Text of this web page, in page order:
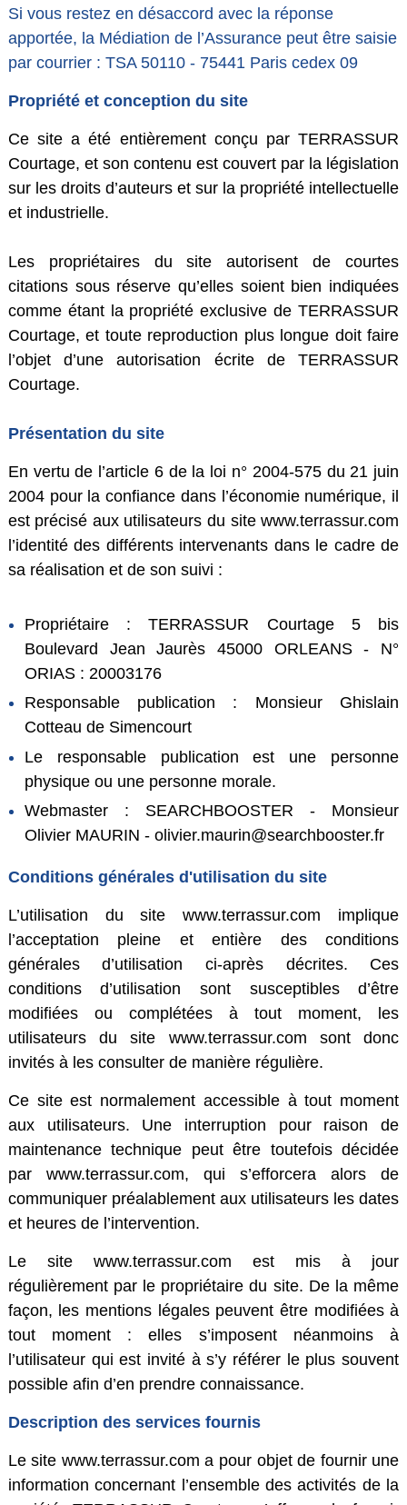
Si vous restez en désaccord avec la réponse
apportée, la Médiation de l’Assurance peut être saisie
par courrier : TSA 50110 - 75441 Paris cedex 09
Propriété et conception du site
Ce site a été entièrement conçu par TERRASSUR
Courtage, et son contenu est couvert par la législation
sur les droits d’auteurs et sur la propriété intellectuelle
et industrielle.
Les propriétaires du site autorisent de courtes
citations sous réserve qu’elles soient bien indiquées
comme étant la propriété exclusive de TERRASSUR
Courtage, et toute reproduction plus longue doit faire
l’objet d’une autorisation écrite de TERRASSUR
Courtage.
Présentation du site
En vertu de l’article 6 de la loi n° 2004-575 du 21 juin
2004 pour la confiance dans l’économie numérique, il
est précisé aux utilisateurs du site www.terrassur.com
l’identité des différents intervenants dans le cadre de
sa réalisation et de son suivi :
Propriétaire : TERRASSUR Courtage 5 bis
Boulevard Jean Jaurès 45000 ORLEANS - N°
ORIAS : 20003176
Responsable publication : Monsieur Ghislain
Cotteau de Simencourt
Le responsable publication est une personne
physique ou une personne morale.
Webmaster : SEARCHBOOSTER - Monsieur
Olivier MAURIN - olivier.maurin@searchbooster.fr
Conditions générales d'utilisation du site
L’utilisation du site www.terrassur.com implique
l’acceptation pleine et entière des conditions
générales d’utilisation ci-après décrites. Ces
conditions d’utilisation sont susceptibles d’être
modifiées ou complétées à tout moment, les
utilisateurs du site www.terrassur.com sont donc
invités à les consulter de manière régulière.
Ce site est normalement accessible à tout moment
aux utilisateurs. Une interruption pour raison de
maintenance technique peut être toutefois décidée
par www.terrassur.com, qui s’efforcera alors de
communiquer préalablement aux utilisateurs les dates
et heures de l’intervention.
Le site www.terrassur.com est mis à jour
régulièrement par le propriétaire du site. De la même
façon, les mentions légales peuvent être modifiées à
tout moment : elles s’imposent néanmoins à
l’utilisateur qui est invité à s’y référer le plus souvent
possible afin d’en prendre connaissance.
Description des services fournis
Le site www.terrassur.com a pour objet de fournir une
information concernant l’ensemble des activités de la